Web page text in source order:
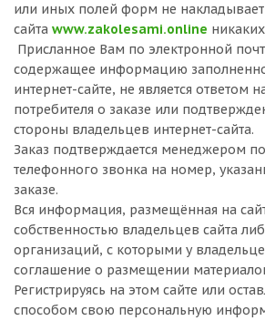
или иных полей форм не
сайта www.zakolesami.online
Присланное Вам по электронной
содержащее информацию
интернет-сайте, не является ответом
потребителя о заказе или
стороны владельцев интернет-сайта.
Заказ подтверждается менеджером
телефонного звонка на номер,
заказе.
Вся информация, размещённая на
собственностью владельцев сайта
организаций, с которыми у
соглашение о размещении
Регистрируясь на этом сайте или
способом свою персональную